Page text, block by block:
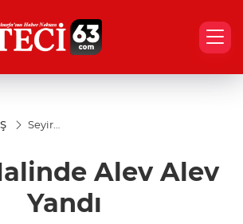
Seyir
Alev
Yandı
Alev Alev
Yandı